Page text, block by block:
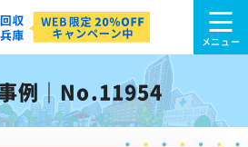
例｜No.11954